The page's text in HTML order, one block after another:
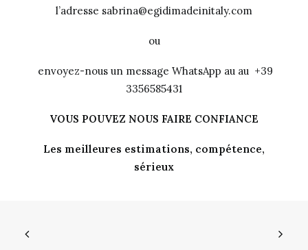
l’adresse sabrina@egidimadeinitaly.com
ou
envoyez-nous un message WhatsApp au au +39
3356585431
VOUS POUVEZ NOUS FAIRE CONFIANCE
Les meilleures estimations, compétence,
sérieux